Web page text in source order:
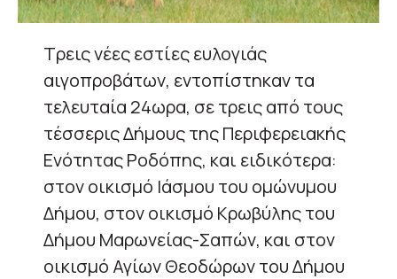
Τρεις νέες εστίες ευλογιάς
αιγοπροβάτων, εντοπίστηκαν τα
τελευταία 24ωρα, σε τρεις από τους
τέσσερις Δήμους της Περιφερειακής
Ενότητας Ροδόπης, και ειδικότερα:
στον οικισμό Ιάσμου του ομώνυμου
Δήμου, στον οικισμό Κρωβύλης του
Δήμου Μαρωνείας-Σαπών, και στον
οικισμό Αγίων Θεοδώρων του Δήμου